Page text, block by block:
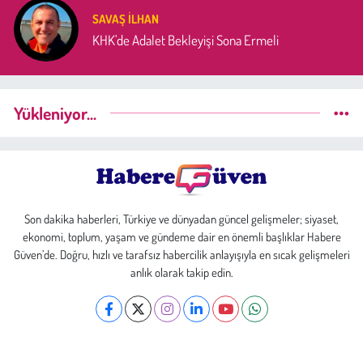
SAVAŞ İLHAN
KHK'de Adalet Bekleyişi Sona Ermeli
Yükleniyor...
Son dakika haberleri, Türkiye ve dünyadan güncel gelişmeler; siyaset,
ekonomi, toplum, yaşam ve gündeme dair en önemli başlıklar Habere
Güven’de. Doğru, hızlı ve tarafsız habercilik anlayışıyla en sıcak gelişmeleri
anlık olarak takip edin.